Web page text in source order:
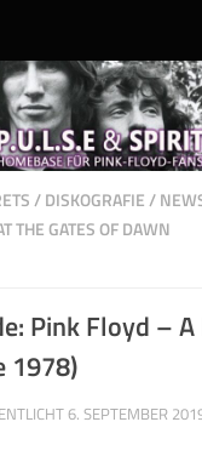
/DISKOGRAFIE/
THE GATES OF DAWN
Pink Floyd –
1978)
6. SEPTEMBER